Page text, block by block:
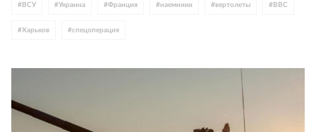
# ВСУ #Украина #Франция #наемники #вертолеты # ВВС
#Харьков #спецоперация